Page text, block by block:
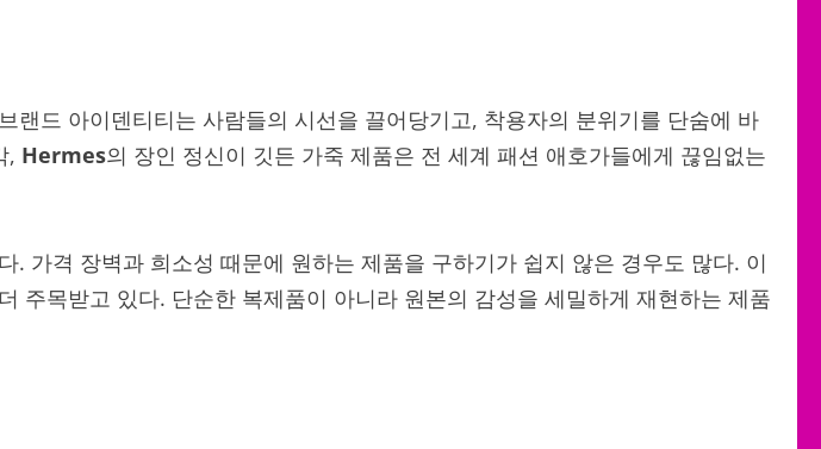
드 아이덴티티는 사람들의 시선을 끌어당기고, 착용자의 분위기를 단숨에 바
, Hermes의 장인 정신이 깃든 가죽 제품은 전 세계 패션 애호가들에게 끊임없는
가격 장벽과 희소성 때문에 원하는 제품을 구하기가 쉽지 않은 경우도 많다. 이
주목받고 있다. 단순한 복제품이 아니라 원본의 감성을 세밀하게 재현하는 제품